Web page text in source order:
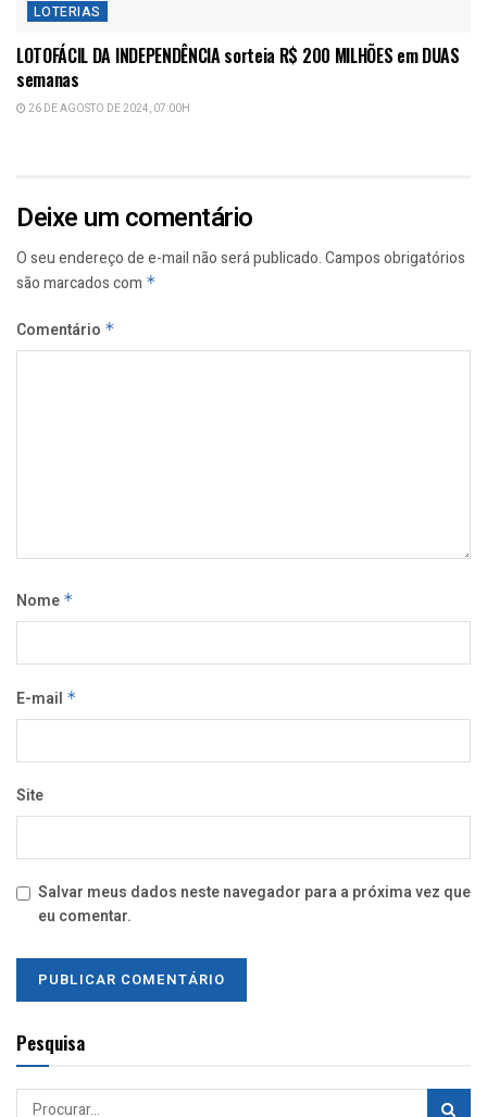
LOTERIAS
LOTOFÁCIL DA INDEPENDÊNCIA sorteia R$ 200 MILHÕES em DUAS
semanas
26 DE AGOSTO DE 2024, 07:00H
Deixe um comentário
O seu endereço de e-mail não será publicado.Campos obrigatórios
são marcados com *
Comentário *
Nome *
E-mail *
Site
Salvar meus dados neste navegador para a próxima vez que
eu comentar.
Pesquisa